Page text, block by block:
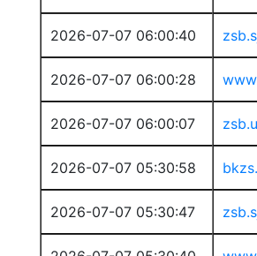
2026-07-07 06:00:40
2026-07-07 06:00:28
2026-07-07 06:00:07
2026-07-07 05:30:58
2026-07-07 05:30:47